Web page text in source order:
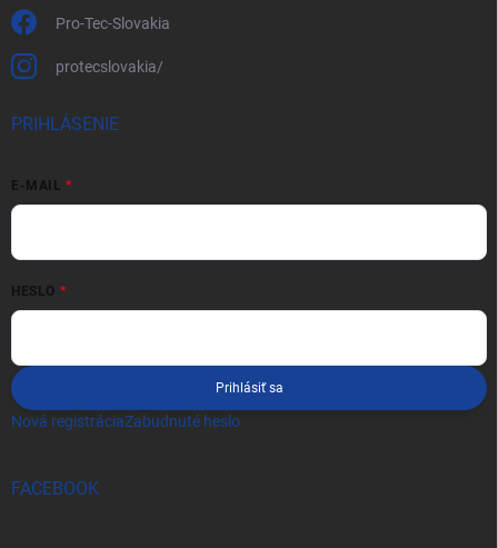
Pro-Tec-Slovakia
protecslovakia/
PRIHLÁSENIE
E-MAIL
HESLO
Prihlásiť sa
Nová registráciaZabudnuté heslo
FACEBOOK